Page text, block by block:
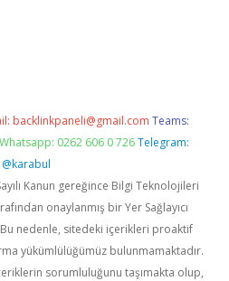
backlinkpaneli@gmail.com Teams:
Whatsapp: 0262 606 0 726 Telegram:
@karabul
Kanun gereğince Bilgi Teknolojileri
onaylanmış bir Yer Sağlayıcı
nedenle, sitedeki içerikleri proaktif
yükümlülüğümüz bulunmamaktadır.
sorumluluğunu taşımakta olup,